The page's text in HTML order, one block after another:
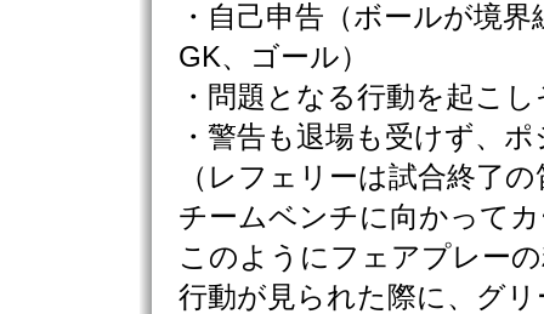
・自己申告（ボールが境
GK、ゴール）
・問題となる行動を起こ
・警告も退場も受けず、
（レフェリーは試合終了
チームベンチに向かって
このようにフェアプレー
行動が見られた際に、グ